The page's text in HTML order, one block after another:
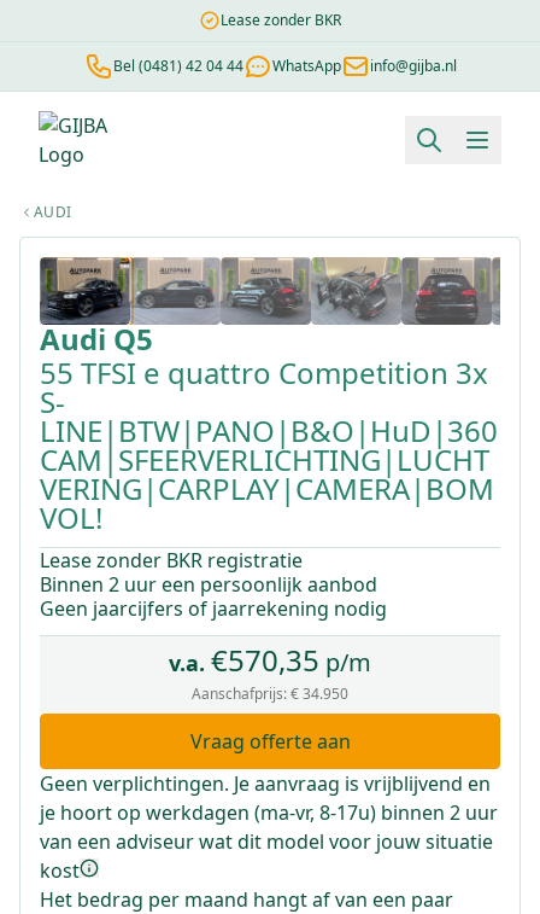
Lease zonder BKR
Bel (0481) 42 04 44 WhatsApp info@gijba.nl
Financial lease berekenen
AUDI
AudiQ5
55 TFSI e quattro Competition 3x
S-
LINE|BTW|PANO|B&O|HuD|360
CAM|SFEERVERLICHTING|LUCHT
VERING|CARPLAY|CAMERA|BOM
VOL!
Lease zonder BKR registratie
Binnen 2 uur een persoonlijk aanbod
Geen jaarcijfers of jaarrekening nodig
v.a. €570,35 p/m
Aanschafprijs:€ 34.950
Vraag offerte aan
Geen verplichtingen. Je aanvraag is vrijblijvend en
je hoort op werkdagen (ma-vr, 8-17u) binnen 2 uur
van een adviseur wat dit model voor jouw situatie
kost
Het bedrag per maand hangt af van een paar